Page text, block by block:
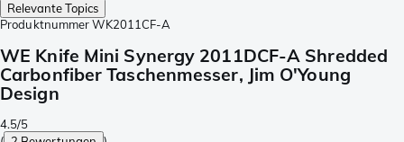
Relevante Topics
Produktnummer WK2011CF-A
WE Knife Mini Synergy 2011DCF-A Shredded
Carbonfiber Taschenmesser, Jim O'Young
Design
4.5/5